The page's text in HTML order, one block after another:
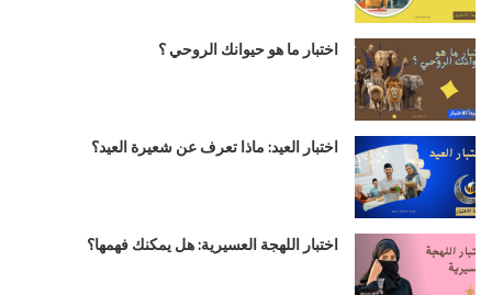
اختبار ما هو حيوانك الروحي ؟
اختبار العيد: ماذا تعرف عن شعيرة العيد؟
اختبار اللهجة العسيرية: هل يمكنك فهمها؟